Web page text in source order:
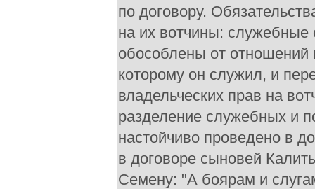
по договору.
на их вотчины:
обособлены от отношений
которому он служил, и
владельческих прав на
разделение служебных и
настойчиво проведено в
в договоре сыновей
Семену: "А боярам и